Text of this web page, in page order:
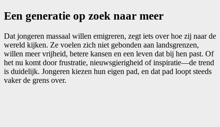
Een generatie op zoek naar meer
Dat jongeren massaal willen emigreren, zegt iets over hoe zij naar de
wereld kijken. Ze voelen zich niet gebonden aan landsgrenzen,
willen meer vrijheid, betere kansen en een leven dat bij hen past. Of
het nu komt door frustratie, nieuwsgierigheid of inspiratie—de trend
is duidelijk. Jongeren kiezen hun eigen pad, en dat pad loopt steeds
vaker de grens over.